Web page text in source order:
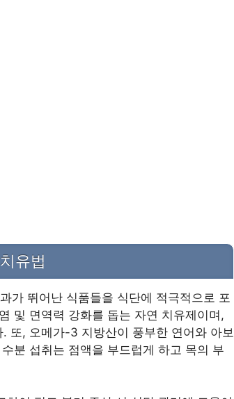
유법
가 뛰어난 식품들을 식단에 적극적으로 포
및 면역력 강화를 돕는 자연 치유제이며,
또, 오메가-3 지방산이 풍부한 연어와 아보
분 섭취는 점액을 부드럽게 하고 목의 부